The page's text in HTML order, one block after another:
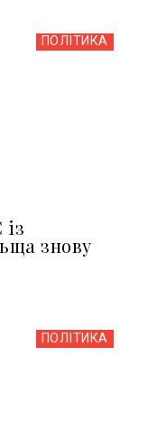
ПОЛІТИКА
знову
ПОЛІТИКА